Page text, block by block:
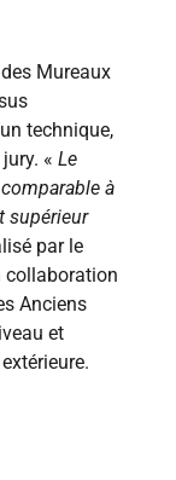
Mureaux
technique,
« Le
à
supérieur
par le
collaboration
Anciens
et